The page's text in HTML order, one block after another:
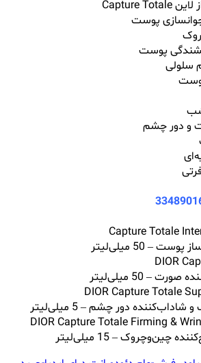
پوست
پوست
سلولی
و دور چشم
Capture Totale
– 50 میلی‌لیتر
DIOR
– 50 میلی‌لیتر
DIOR Capture Totale
دور چشم – 5 میلی‌لیتر
DIOR Capture Totale Firming &
– 15 میلی‌لیتر